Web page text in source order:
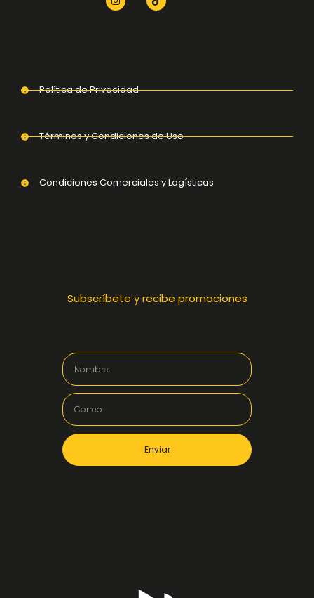
Política de Privacidad
Términos y Condiciones de Uso
Condiciones Comerciales y Logísticas
Subscríbete y recibe promociones
Enviar